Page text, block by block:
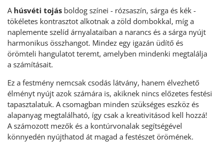
A húsvéti tojás boldog színei - rózsaszín, sárga és kék -
tökéletes kontrasztot alkotnak a zöld dombokkal, míg a
naplemente szelíd árnyalataiban a narancs és a sárga nyújt
harmonikus összhangot. Mindez egy igazán üdítő és
örömteli hangulatot teremt, amelyben mindenki megtalálja
a számításait.
Ez a festmény nemcsak csodás látvány, hanem élvezhető
élményt nyújt azok számára is, akiknek nincs előzetes festési
tapasztalatuk. A csomagban minden szükséges eszköz és
alapanyag megtalálható, így csak a kreativitásod kell hozzá!
A számozott mezők és a kontúrvonalak segítségével
könnyedén nyújthatod át magad a festészet örömének.